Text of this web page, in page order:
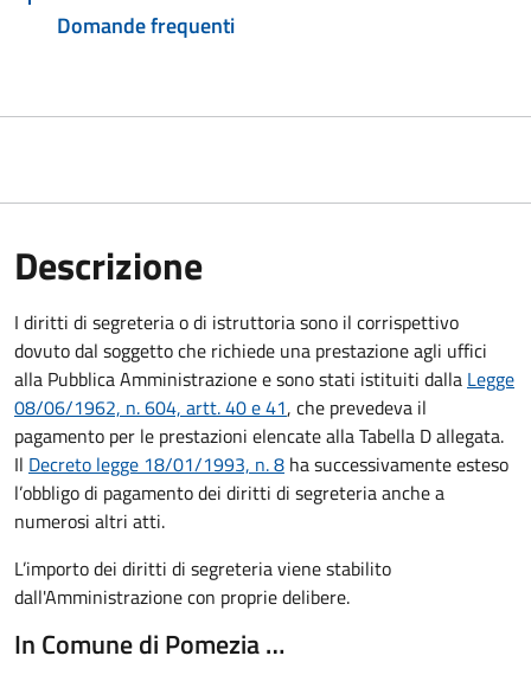
Domande frequenti
Descrizione
I diritti di segreteria o di istruttoria sono il corrispettivo
dovuto dal soggetto che richiede una prestazione agli uffici
alla Pubblica Amministrazione e sono stati istituiti dalla Legge
08/06/1962, n. 604, artt. 40 e 41, che prevedeva il
pagamento per le prestazioni elencate alla Tabella D allegata.
Il Decreto legge 18/01/1993, n. 8 ha successivamente esteso
l’obbligo di pagamento dei diritti di segreteria anche a
numerosi altri atti.
L’importo dei diritti di segreteria viene stabilito
dall'Amministrazione con proprie delibere.
In Comune di Pomezia …